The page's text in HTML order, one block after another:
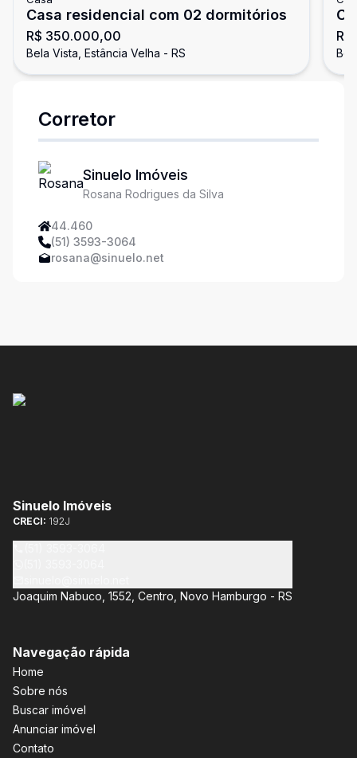
Casa residencial com 02 dormitórios
R$ 350.000,00
Bela Vista, Estância Velha - RS
Corretor
Sinuelo Imóveis
Rosana Rodrigues da Silva
44.460
(51) 3593-3064
rosana@sinuelo.net
Sinuelo Imóveis
CRECI: 192J
Joaquim Nabuco, 1552, Centro, Novo Hamburgo - RS
Navegação rápida
Home
Sobre nós
Buscar imóvel
Anunciar imóvel
Contato